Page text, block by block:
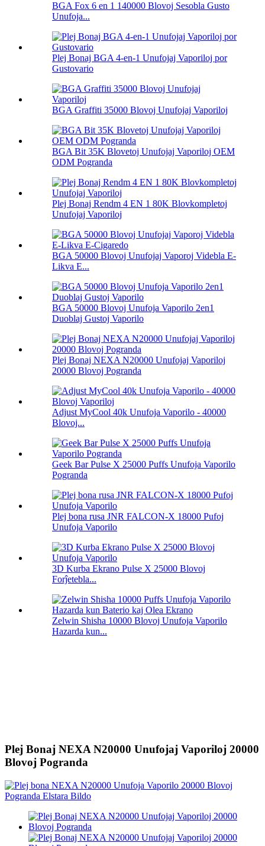
BGA Fox 6 en 1 140000 Blovoj Sesobla Gusto
Unufoja...
Plej Bonaj BGA 4-en-1 Unufojaj Vaporiloj por
Gustovario
BGA Graffiti 35000 Blovoj Unufojaj Vaporiloj
BGA Bit 35K Blovetoj Unufojaj Vaporiloj OEM
ODM Pogranda
Plej Bonaj Rendm 4 EN 1 80K Blovkompletoj
Unufojaj Vaporiloj
BGA 50000 Blovoj Unufojaj Vaporoj Videbla E-
Likva E...
BGA 50000 Blovoj Unufoja Vaporilo 2en1
Duoblaj Gustoj Vaporilo
Plej Bonaj NEXA N20000 Unufojaj Vaporiloj
20000 Blovoj Pogranda
Adjust MyCool 40k Unufoja Vaporilo - 40000
Blovoj...
Geek Bar Pulse X 25000 Puffs Unufoja Vaporilo
Pogranda
Plej bona rusa JNR FALCON-X 18000 Pufoj
Unufoja Vaporilo
3D Kurba Ekrano Pulse X 25000 Blovoj
Forĵetebla...
Zelwin Shisha 10000 Blovoj Unufoja Vaporilo
Hazarda kun...
Plej Bonaj NEXA N20000 Unufojaj Vaporiloj 20000
Blovoj Pogranda